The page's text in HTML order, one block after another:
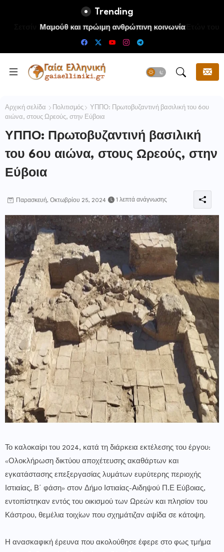
Trending
Μαμούθ και πρώιμη ανθρώπινη κοινωνία
Αρχική σελίδα Πολιτισμός
ΥΠΠΟ: Πρωτοβυζαντινή βασιλική του 6ου
αιώνα, στους Ωρεούς, στην Εύβοια
ΥΠΠΟ: Πρωτοβυζαντινή βασιλική
του 6ου αιώνα, στους Ωρεούς, στην
Εύβοια
Παρασκευή, Οκτωβρίου 25, 2024 1 λεπτά ανάγνωσης
Το καλοκαίρι του 2024, κατά τη διάρκεια εκτέλεσης του έργου:
«Ολοκλήρωση δικτύου αποχέτευσης ακαθάρτων και
εγκατάστασης επεξεργασίας λυμάτων ευρύτερης περιοχής
Ιστιαίας, Β΄ φάση» στον Δήμο Ιστιαίας-Αιδηψού Π.Ε Εύβοιας,
εντοπίστηκαν εντός του οικισμού των Ωρεών και πλησίον του
Κάστρου, θεμέλια τοιχίων που σχημάτιζαν αψίδα σε κάτοψη.
Η ανασκαφική έρευνα που ακολούθησε έφερε στο φως τμήμα